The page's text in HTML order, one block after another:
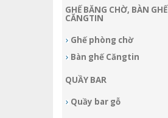
GHẾ BĂNG CHỜ, BÀN GHẾ
CĂNGTIN
Ghế phòng chờ
Bàn ghế Căngtin
QUẦY BAR
Quầy bar gỗ